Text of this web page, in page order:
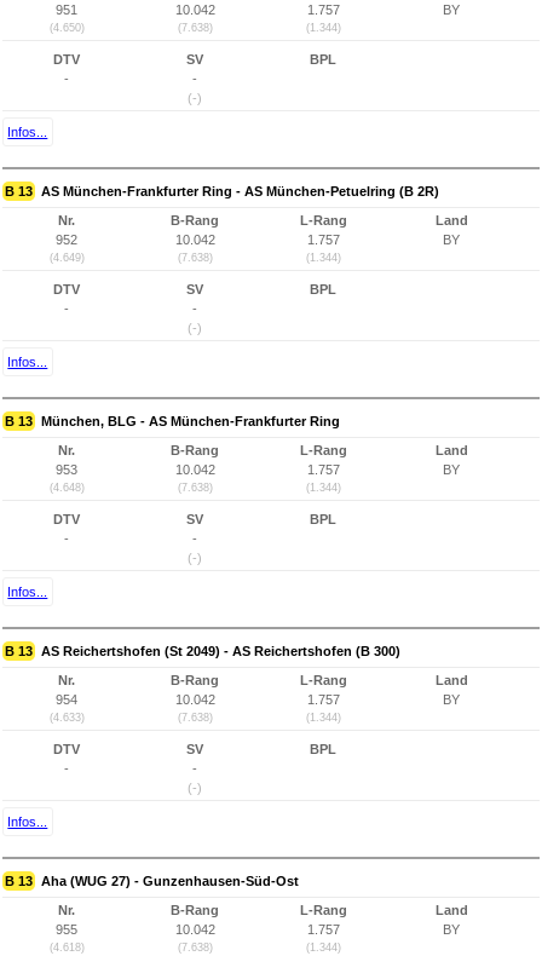
951
(4.650)
10.042
(7.638)
1.757
(1.344)
BY
DTV
-
SV
-
(-)
BPL
Infos...
B 13 AS München-Frankfurter Ring - AS München-Petuelring (B 2R)
Nr.
952
(4.649)
B-Rang
10.042
(7.638)
L-Rang
1.757
(1.344)
Land
BY
DTV
-
SV
-
(-)
BPL
Infos...
B 13 München, BLG - AS München-Frankfurter Ring
Nr.
953
(4.648)
B-Rang
10.042
(7.638)
L-Rang
1.757
(1.344)
Land
BY
DTV
-
SV
-
(-)
BPL
Infos...
B 13 AS Reichertshofen (St 2049) - AS Reichertshofen (B 300)
Nr.
954
(4.633)
B-Rang
10.042
(7.638)
L-Rang
1.757
(1.344)
Land
BY
DTV
-
SV
-
(-)
BPL
Infos...
B 13 Aha (WUG 27) - Gunzenhausen-Süd-Ost
Nr.
955
(4.618)
B-Rang
10.042
(7.638)
L-Rang
1.757
(1.344)
Land
BY